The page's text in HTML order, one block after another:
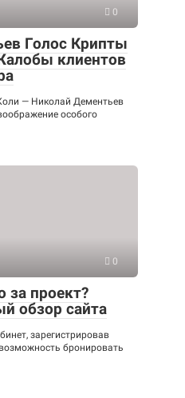
0
Голос Крипты
клиентов
— Николай Дементьев
особого
0
за проект?
обзор сайта
зарегистрировав
бронировать